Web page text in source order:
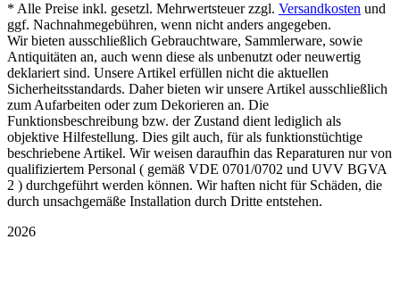
* Alle Preise inkl. gesetzl. Mehrwertsteuer zzgl. Versandkosten und
ggf. Nachnahmegebühren, wenn nicht anders angegeben.
Wir bieten ausschließlich Gebrauchtware, Sammlerware, sowie
Antiquitäten an, auch wenn diese als unbenutzt oder neuwertig
deklariert sind. Unsere Artikel erfüllen nicht die aktuellen
Sicherheitsstandards. Daher bieten wir unsere Artikel ausschließlich
zum Aufarbeiten oder zum Dekorieren an. Die
Funktionsbeschreibung bzw. der Zustand dient lediglich als
objektive Hilfestellung. Dies gilt auch, für als funktionstüchtige
beschriebene Artikel. Wir weisen daraufhin das Reparaturen nur von
qualifiziertem Personal ( gemäß VDE 0701/0702 und UVV BGVA
2 ) durchgeführt werden können. Wir haften nicht für Schäden, die
durch unsachgemäße Installation durch Dritte entstehen.
2026